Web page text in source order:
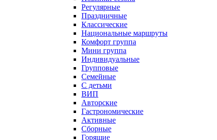
Регулярные
Праздничные
Классические
Национальные маршруты
Комфорт группа
Мини группа
Индивидуальные
Групповые
Семейные
С детьми
ВИП
Авторские
Гастрономические
Активные
Сборные
Горящие